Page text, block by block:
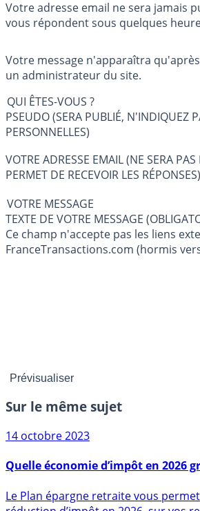
Votre adresse email ne sera jamais
vous répondent sous quelques
Votre message n'apparaîtra
un administrateur du site.
QUI ÊTES-VOUS ?
PSEUDO (SERA PUBLIÉ, N'INDIQUEZ
PERSONNELLES)
VOTRE ADRESSE EMAIL (NE SERA
PERMET DE RECEVOIR LES RÉPONSES)
VOTRE MESSAGE
TEXTE DE VOTRE MESSAGE
Ce champ n'accepte pas les liens
FranceTransactions.com (hormis
Sur le même sujet
14 octobre 2023
Quelle économie d’impôt en 2026